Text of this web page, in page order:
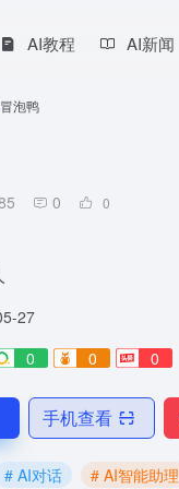
AI教程 AI新闻
冒泡鸭
0 0
27
0 0 0
手机查看
# AI对话 # AI智能助理